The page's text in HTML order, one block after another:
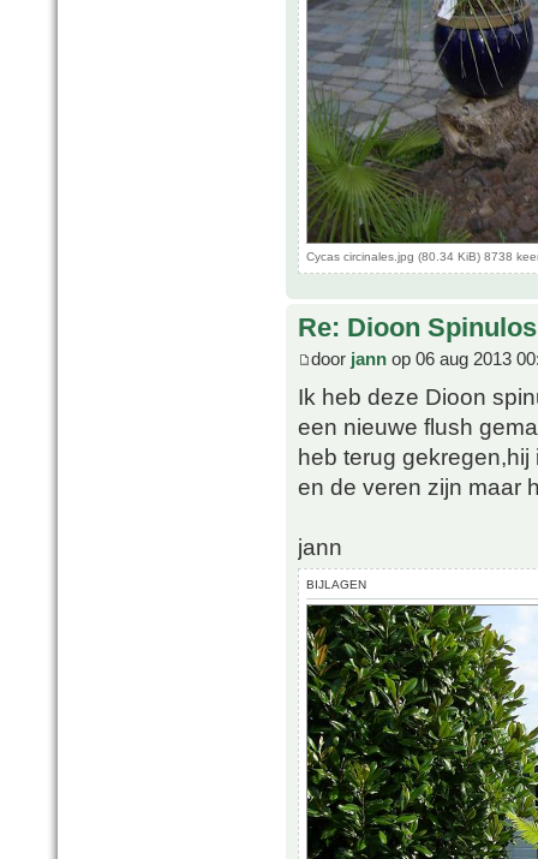
Cycas circinales.jpg (80.34 KiB) 8738
Re: Dioon
door jann op 06 aug 2013
Ik heb deze Dioon
een nieuwe flush
heb terug
en de veren zijn maar
jann
BIJLAGEN